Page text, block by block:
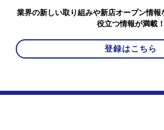
業界の新しい取り組みや新店オープン情報
役立つ情報が満載！
登録はこちら